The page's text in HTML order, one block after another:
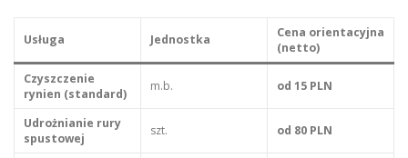
Usługa Jednostka
Cena orientacyjna
(netto)
Czyszczenie
rynien (standard)
m.b. od 15 PLN
Udrożnianie rury
spustowej
szt. od 80 PLN